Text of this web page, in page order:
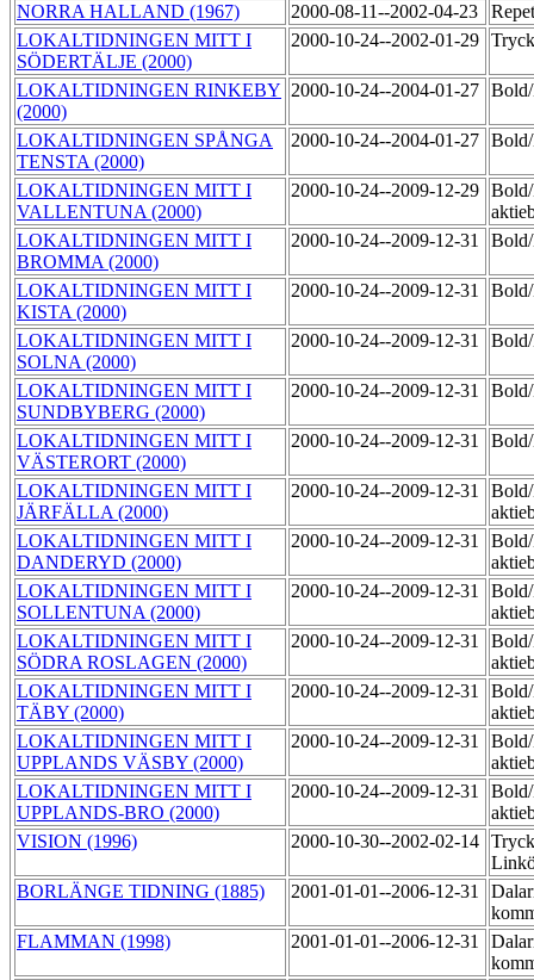
NORRA HALLAND (1967)
2000-08-11--2002-04-23
LOKALTIDNINGEN MITT I
SÖDERTÄLJE (2000)
2000-10-24--2002-01-29
LOKALTIDNINGEN RINKEBY
(2000)
2000-10-24--2004-01-27
LOKALTIDNINGEN SPÅNGA
TENSTA (2000)
2000-10-24--2004-01-27
LOKALTIDNINGEN MITT I
VALLENTUNA (2000)
2000-10-24--2009-12-29
LOKALTIDNINGEN MITT I
BROMMA (2000)
2000-10-24--2009-12-31
LOKALTIDNINGEN MITT I
KISTA (2000)
2000-10-24--2009-12-31
LOKALTIDNINGEN MITT I
SOLNA (2000)
2000-10-24--2009-12-31
LOKALTIDNINGEN MITT I
SUNDBYBERG (2000)
2000-10-24--2009-12-31
LOKALTIDNINGEN MITT I
VÄSTERORT (2000)
2000-10-24--2009-12-31
LOKALTIDNINGEN MITT I
JÄRFÄLLA (2000)
2000-10-24--2009-12-31
LOKALTIDNINGEN MITT I
DANDERYD (2000)
2000-10-24--2009-12-31
LOKALTIDNINGEN MITT I
SOLLENTUNA (2000)
2000-10-24--2009-12-31
LOKALTIDNINGEN MITT I
SÖDRA ROSLAGEN (2000)
2000-10-24--2009-12-31
LOKALTIDNINGEN MITT I
TÄBY (2000)
2000-10-24--2009-12-31
LOKALTIDNINGEN MITT I
UPPLANDS VÄSBY (2000)
2000-10-24--2009-12-31
LOKALTIDNINGEN MITT I
UPPLANDS-BRO (2000)
2000-10-24--2009-12-31
VISION (1996)
2000-10-30--2002-02-14
BORLÄNGE TIDNING (1885)
2001-01-01--2006-12-31
FLAMMAN (1998)
2001-01-01--2006-12-31